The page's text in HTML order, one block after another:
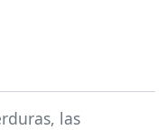
las